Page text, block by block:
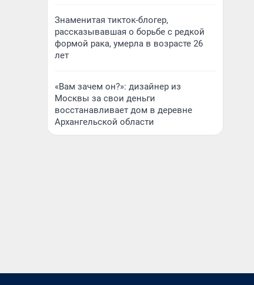
Знаменитая тикток-блогер,
рассказывавшая о борьбе с редкой
формой рака, умерла в возрасте 26
лет
«Вам зачем он?»: дизайнер из
Москвы за свои деньги
восстанавливает дом в деревне
Архангельской области